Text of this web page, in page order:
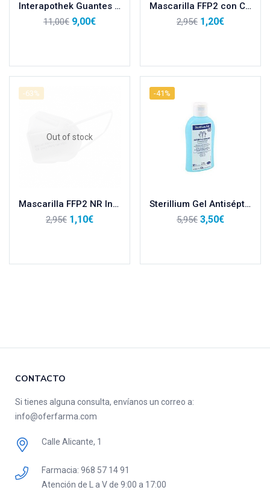
Interapothek Guantes Látex Empolvados Talla S
11,00€ 9,00€
Mascarilla FFP2 con CE Rosa
2,95€ 1,20€
-63%
Out of stock
Mascarilla FFP2 NR Infantil con CE
2,95€ 1,10€
-41%
Sterillium Gel Antiséptico de Manos 100ml
5,95€ 3,50€
CONTACTO
Si tienes alguna consulta, envíanos un correo a:
info@oferfarma.com
Calle Alicante, 1
Farmacia: ‎968 57 14 91
Atención de L a V de 9:00 a 17:00